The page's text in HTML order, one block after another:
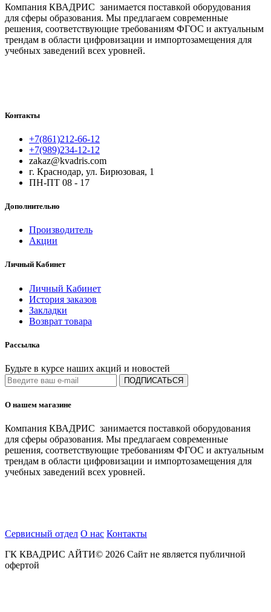
Компания КВАДРИС занимается поставкой оборудования
для сферы образования. Мы предлагаем современные
решения, соответствующие требованиям ФГОС и актуальным
трендам в области цифровизации и импортозамещения для
учебных заведений всех уровней.
Контакты
+7(861)212-66-12
+7(989)234-12-12
zakaz@kvadris.com
г. Краснодар, ул. Бирюзовая, 1
ПН-ПТ 08 - 17
Дополнительно
Производитель
Акции
Личный Кабинет
Личный Кабинет
История заказов
Закладки
Возврат товара
Рассылка
Будьте в курсе наших акций и новостей
ПОДПИСАТЬСЯ
О нашем магазине
Компания КВАДРИС занимается поставкой оборудования
для сферы образования. Мы предлагаем современные
решения, соответствующие требованиям ФГОС и актуальным
трендам в области цифровизации и импортозамещения для
учебных заведений всех уровней.
Сервисный отдел О нас Контакты
ГК КВАДРИС АЙТИ© 2026 Сайт не является публичной
офертой